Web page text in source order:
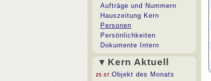
Aufträge und Nummern
Hauszeitung Kern
Personen
Persönlichkeiten
Dokumente Intern
▾ Kern Aktuell
25.07. Objekt des Monats